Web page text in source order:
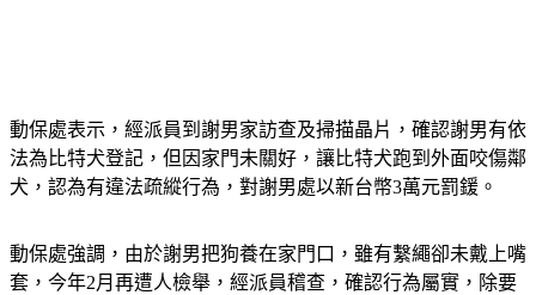
動保處表示，經派員到謝男家訪查及掃描晶片，確認謝男有依
法為比特犬登記，但因家門未關好，讓比特犬跑到外面咬傷鄰
犬，認為有違法疏縱行為，對謝男處以新台幣3萬元罰鍰。
動保處強調，由於謝男把狗養在家門口，雖有繫繩卻未戴上嘴
套，今年2月再遭人檢舉，經派員稽查，確認行為屬實，除要